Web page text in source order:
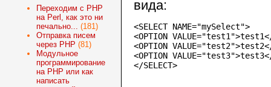
Переходим с PHP
на Perl, как это ни
печально... (181)
Отправка писем
через PHP (81)
Модульное
программирование
на PHP или как
написать
вида:
<SELECT NAME="mySelect">
<OPTION VALUE="test1">test1</
<OPTION VALUE="test2">test2</
<OPTION VALUE="test3">test3</
</SELECT>